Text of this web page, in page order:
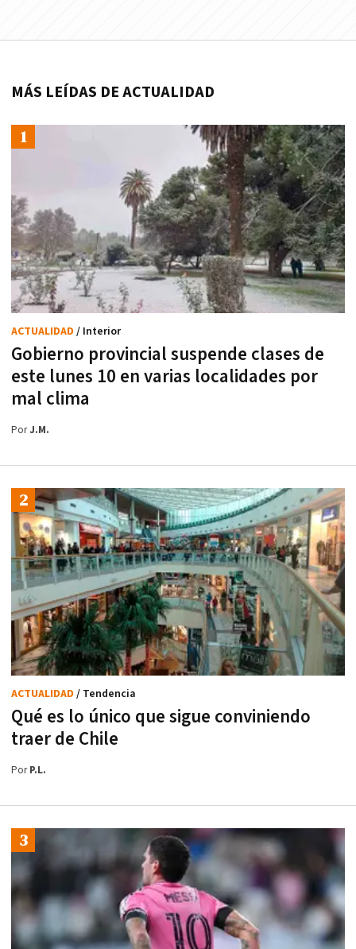
MÁS LEÍDAS DE ACTUALIDAD
Gobierno provincial suspende clases de
este lunes 10 en varias localidades por
mal clima
ACTUALIDAD / Interior
PorJ.M.
Qué es lo único que sigue conviniendo
traer de Chile
ACTUALIDAD / Tendencia
PorP.L.